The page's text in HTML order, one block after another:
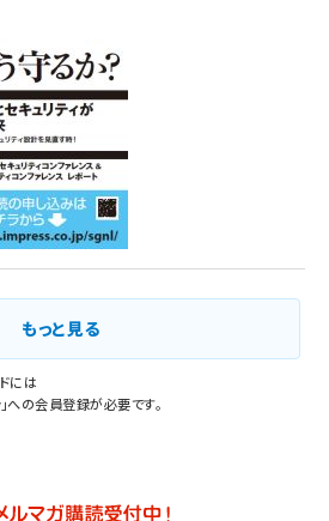
もっと見る
には
」への会員登録が必要です。